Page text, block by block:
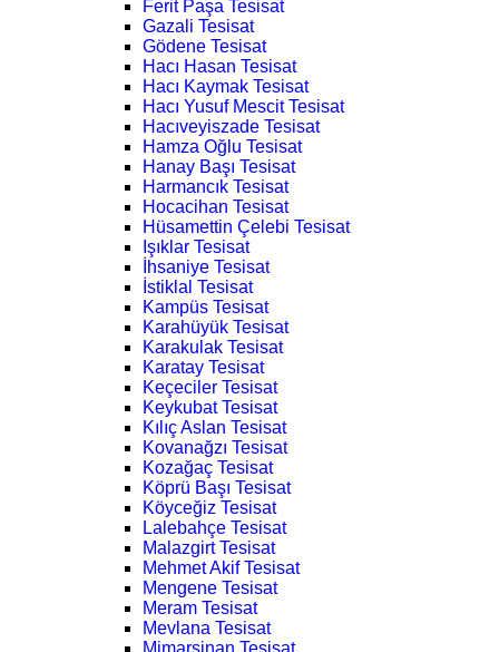
Ferit Paşa Tesisat
Gazali Tesisat
Gödene Tesisat
Hacı Hasan Tesisat
Hacı Kaymak Tesisat
Hacı Yusuf Mescit Tesisat
Hacıveyiszade Tesisat
Hamza Oğlu Tesisat
Hanay Başı Tesisat
Harmancık Tesisat
Hocacihan Tesisat
Hüsamettin Çelebi Tesisat
Işıklar Tesisat
İhsaniye Tesisat
İstiklal Tesisat
Kampüs Tesisat
Karahüyük Tesisat
Karakulak Tesisat
Karatay Tesisat
Keçeciler Tesisat
Keykubat Tesisat
Kılıç Aslan Tesisat
Kovanağzı Tesisat
Kozağaç Tesisat
Köprü Başı Tesisat
Köyceğiz Tesisat
Lalebahçe Tesisat
Malazgirt Tesisat
Mehmet Akif Tesisat
Mengene Tesisat
Meram Tesisat
Mevlana Tesisat